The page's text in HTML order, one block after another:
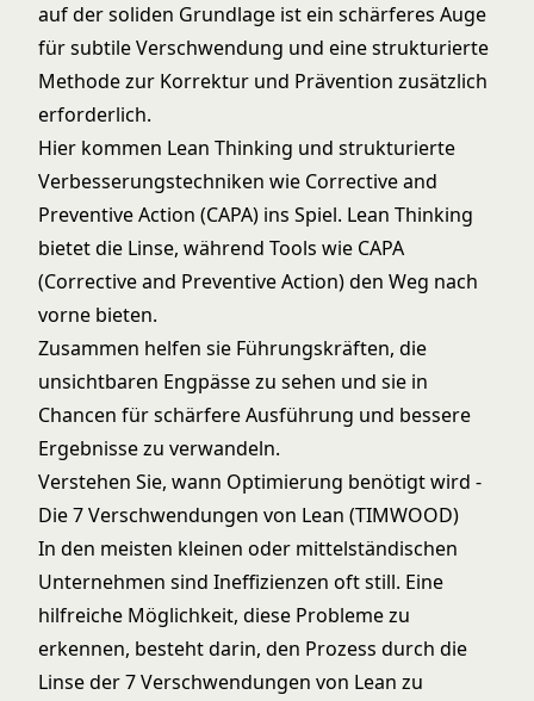
auf der soliden Grundlage ist ein schärferes Auge
für subtile Verschwendung und eine strukturierte
Methode zur Korrektur und Prävention zusätzlich
erforderlich.
Hier kommen Lean Thinking und strukturierte
Verbesserungstechniken wie Corrective and
Preventive Action (CAPA) ins Spiel. Lean Thinking
bietet die Linse, während Tools wie CAPA
(Corrective and Preventive Action) den Weg nach
vorne bieten.
Zusammen helfen sie Führungskräften, die
unsichtbaren Engpässe zu sehen und sie in
Chancen für schärfere Ausführung und bessere
Ergebnisse zu verwandeln.
Verstehen Sie, wann Optimierung benötigt wird -
Die 7 Verschwendungen von Lean (TIMWOOD)
In den meisten kleinen oder mittelständischen
Unternehmen sind Ineffizienzen oft still. Eine
hilfreiche Möglichkeit, diese Probleme zu
erkennen, besteht darin, den Prozess durch die
Linse der 7 Verschwendungen von Lean zu